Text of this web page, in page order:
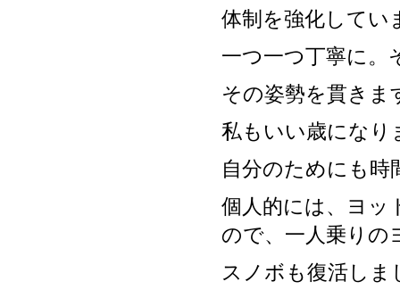
体制を強化してい
一つ一つ丁寧に。
その姿勢を貫きま
私もいい歳になり
自分のためにも
個人的には、ヨッ
ので、一人乗りの
スノボも復活しま